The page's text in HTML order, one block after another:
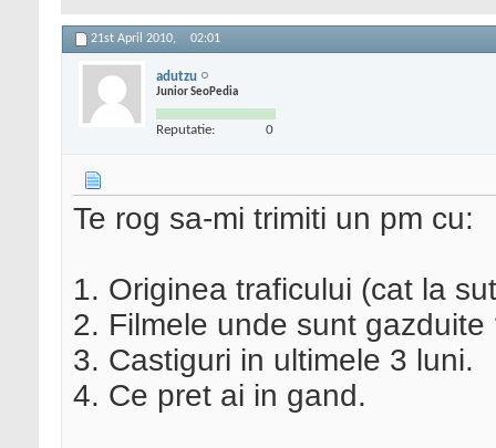
21st April 2010, 02:01
adutzu
Junior SeoPedia
Reputatie: 0
Te rog sa-mi trimiti un pm cu:
1. Originea traficului (cat la
2. Filmele unde sunt
3. Castiguri in ultimele 3 luni.
4. Ce pret ai in gand.